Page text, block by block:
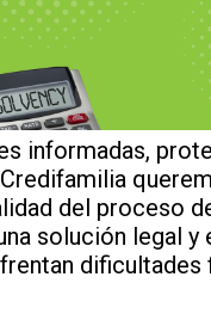
informadas,
del proceso
solución legal y
dificultades